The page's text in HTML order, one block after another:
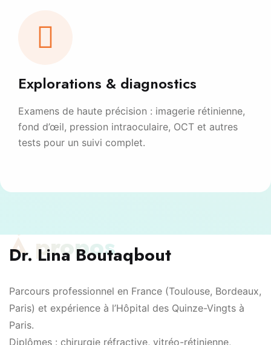
Explorations & diagnostics
Examens de haute précision : imagerie rétinienne,
fond d’œil, pression intraoculaire, OCT et autres
tests pour un suivi complet.
À propos
Dr. Lina Boutaqbout
Parcours professionnel en France (Toulouse, Bordeaux,
Paris) et expérience à l’Hôpital des Quinze-Vingts à
Paris.
Diplômes : chirurgie réfractive, vitréo-rétinienne,